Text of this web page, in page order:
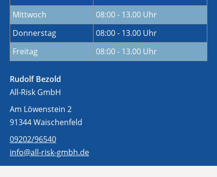
Mittwoch
08:00 - 13.00 Uhr
Donnerstag
08:00 - 13.00 Uhr
Freitag
08:00 - 13.00 Uhr
Rudolf Bezold
All-Risk GmbH
Am Löwenstein 2
91344 Waischenfeld
09202/96540
info@all-risk-gmbh.de